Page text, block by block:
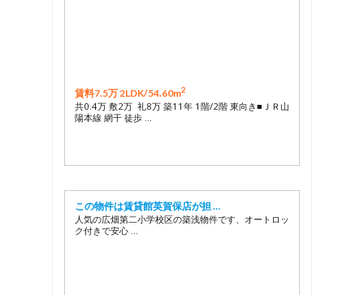
賃料7.5万 2LDK/54.60m2
共0.4万 敷2万 礼8万 築11年 1階/2階 東向き■ＪＲ山
陽本線 網干 徒歩 …
この物件は賃貸館英賀保店が担 …
人気の広畑第二小学校区の築浅物件です、オートロッ
ク付きで安心 …